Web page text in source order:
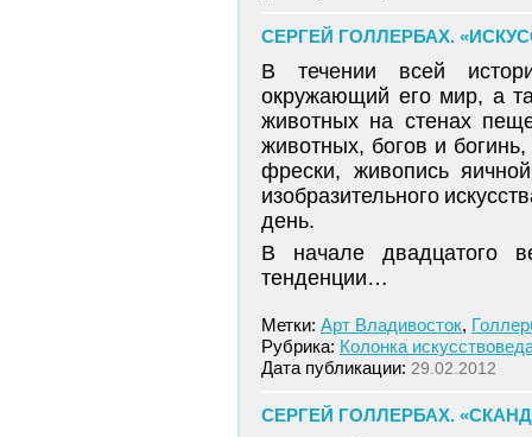
СЕРГЕЙ ГОЛЛЕРБАХ.
В течении всей
окружающий его мир, а
животных на стенах
животных, богов и
фрески, живопись
изобразительного
день.
В начале двадцатого
тенденции…
Метки: Арт Владивосток,
Рубрика: Колонка
Дата публикации: 29.02.2012
СЕРГЕЙ ГОЛЛЕРБАХ.